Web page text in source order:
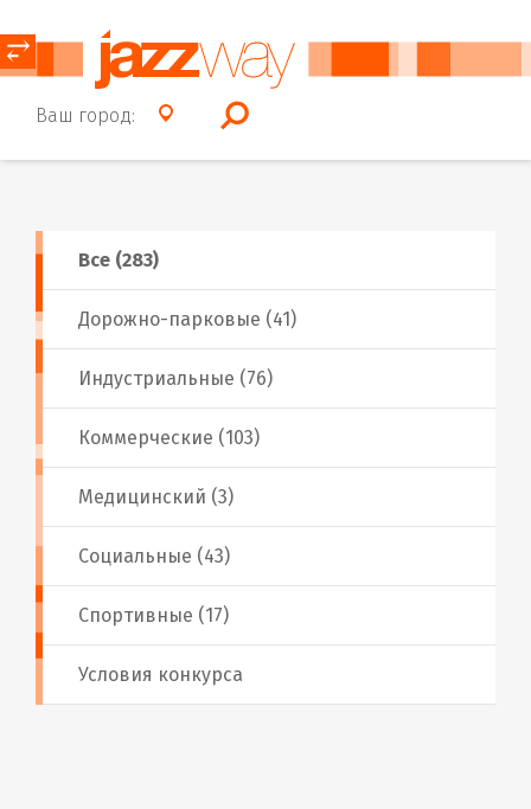
Ваш город:
⥂
Все (283)
Дорожно-парковые (41)
Индустриальные (76)
Коммерческие (103)
Медицинский (3)
Социальные (43)
Спортивные (17)
Условия конкурса